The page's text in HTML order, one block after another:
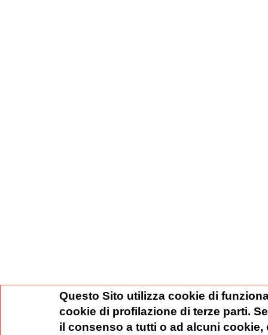
Questo Sito utilizza cookie di
cookie di profilazione di terze parti.
il consenso a tutti o ad alcuni